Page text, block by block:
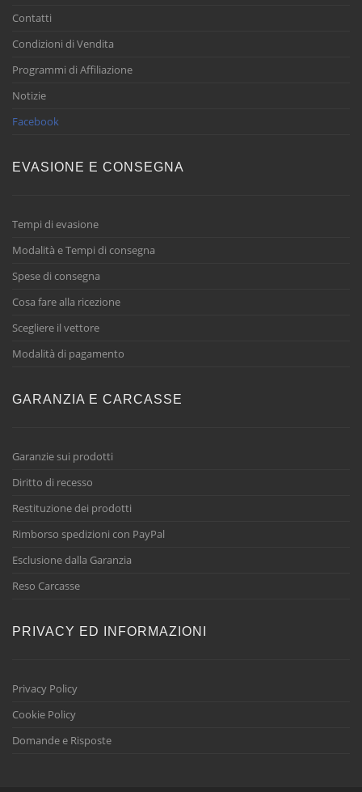
Contatti
Condizioni di Vendita
Programmi di Affiliazione
Notizie
Facebook
EVASIONE E CONSEGNA
Tempi di evasione
Modalità e Tempi di consegna
Spese di consegna
Cosa fare alla ricezione
Scegliere il vettore
Modalità di pagamento
GARANZIA E CARCASSE
Garanzie sui prodotti
Diritto di recesso
Restituzione dei prodotti
Rimborso spedizioni con PayPal
Esclusione dalla Garanzia
Reso Carcasse
PRIVACY ED INFORMAZIONI
Privacy Policy
Cookie Policy
Domande e Risposte